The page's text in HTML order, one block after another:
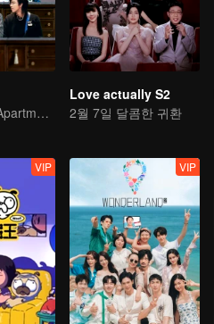
Welcome to Apartment 11
Love actually S2
2월 7일 달콤한 귀환
VIP VIP